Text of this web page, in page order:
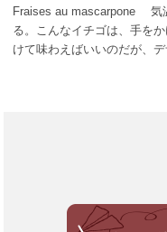
Fraises au mascarpone 気
る。こんなイチゴは、手を
けて味わえばいいのだが、